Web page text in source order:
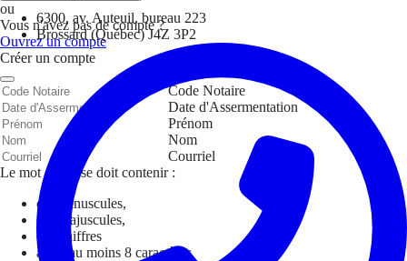
6300, av. Auteuil, bureau 223
Brossard (Québec) J4Z 3P2
ou
Vous n'avez pas de compte ?
Ouvrez un compte
Créer un compte
Code Notaire
Date d'Assermentation
Prénom
Nom
Courriel
Le mot de passe doit contenir :
des minuscules,
des majuscules,
des chiffres
avoir au moins 8 caractères